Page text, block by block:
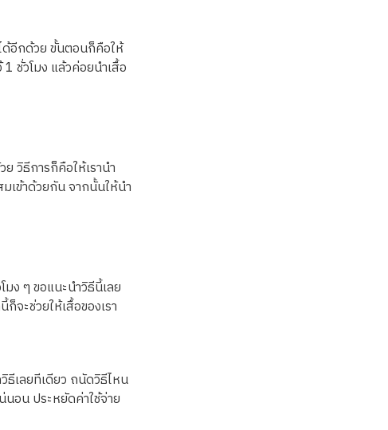
ด้อีกด้วย ขั้นตอนก็คือให้
ชั่วโมง แล้วค่อยนำเสื้อ
วิธีการก็คือให้เรานำ
เข้าด้วยกัน จากนั้นให้นำ
ง ๆ ขอแนะนำวิธีนี้เลย
จะช่วยให้เสื้อของเรา
ธีเลยทีเดียว ถนัดวิธีไหน
อน ประหยัดค่าใช้จ่าย